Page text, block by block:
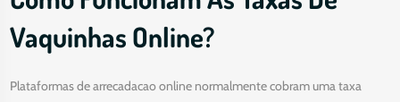
Vaquinhas Online?
Plataformas de arrecadacao online normalmente cobram uma taxa